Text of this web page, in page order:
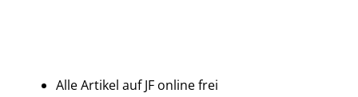
Alle Artikel auf JF online frei